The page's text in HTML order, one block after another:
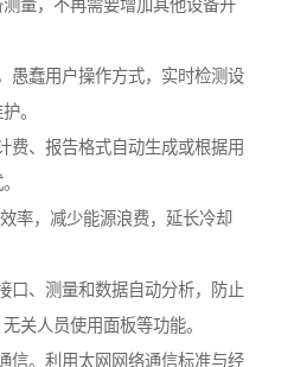
量，不再需要增加其他设备开
愚蠢用户操作方式，实时检测设
。
费、报告格式自动生成或根据用
率，减少能源浪费，延长冷却
口、测量和数据自动分析，防止
关人员使用面板等功能。
信。利用太网网络通信标准与经